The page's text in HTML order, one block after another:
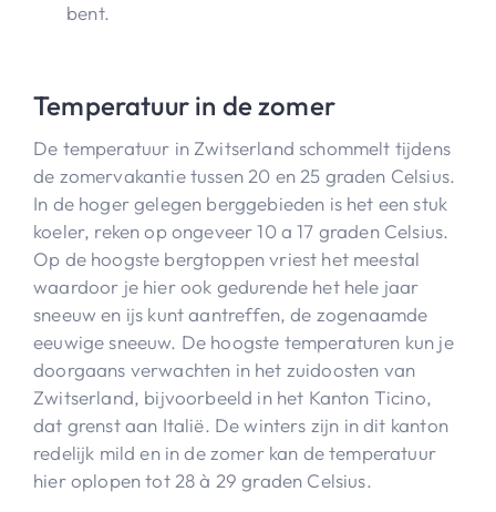
bent.
Temperatuur in de zomer
De temperatuur in Zwitserland schommelt tijdens
de zomervakantie tussen 20 en 25 graden Celsius.
In de hoger gelegen berggebieden is het een stuk
koeler, reken op ongeveer 10 a 17 graden Celsius.
Op de hoogste bergtoppen vriest het meestal
waardoor je hier ook gedurende het hele jaar
sneeuw en ijs kunt aantreffen, de zogenaamde
eeuwige sneeuw. De hoogste temperaturen kun je
doorgaans verwachten in het zuidoosten van
Zwitserland, bijvoorbeeld in het Kanton Ticino,
dat grenst aan Italië. De winters zijn in dit kanton
redelijk mild en in de zomer kan de temperatuur
hier oplopen tot 28 à 29 graden Celsius.